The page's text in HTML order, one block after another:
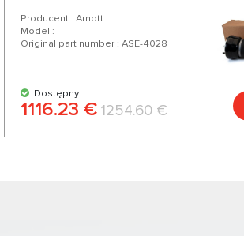
Producent : Arnott
Model :
Original part number : ASE-4028
Dostępny
1116.23 € 1254.60 €